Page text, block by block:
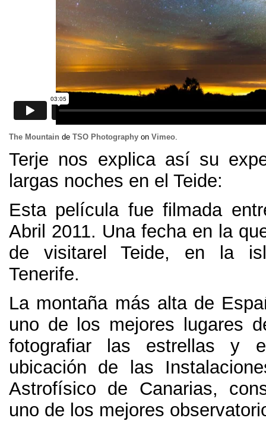
The Mountain de TSO Photography on Vimeo.
Terje nos explica así su
largas noches en el Teide:
Esta película fue filmada
Abril 2011. Una fecha en la
de visitarel Teide, en la
Tenerife.
La montaña más alta de
uno de los mejores lugares
fotografiar las estrellas y
ubicación de las
Astrofísico de Canarias,
uno de los mejores